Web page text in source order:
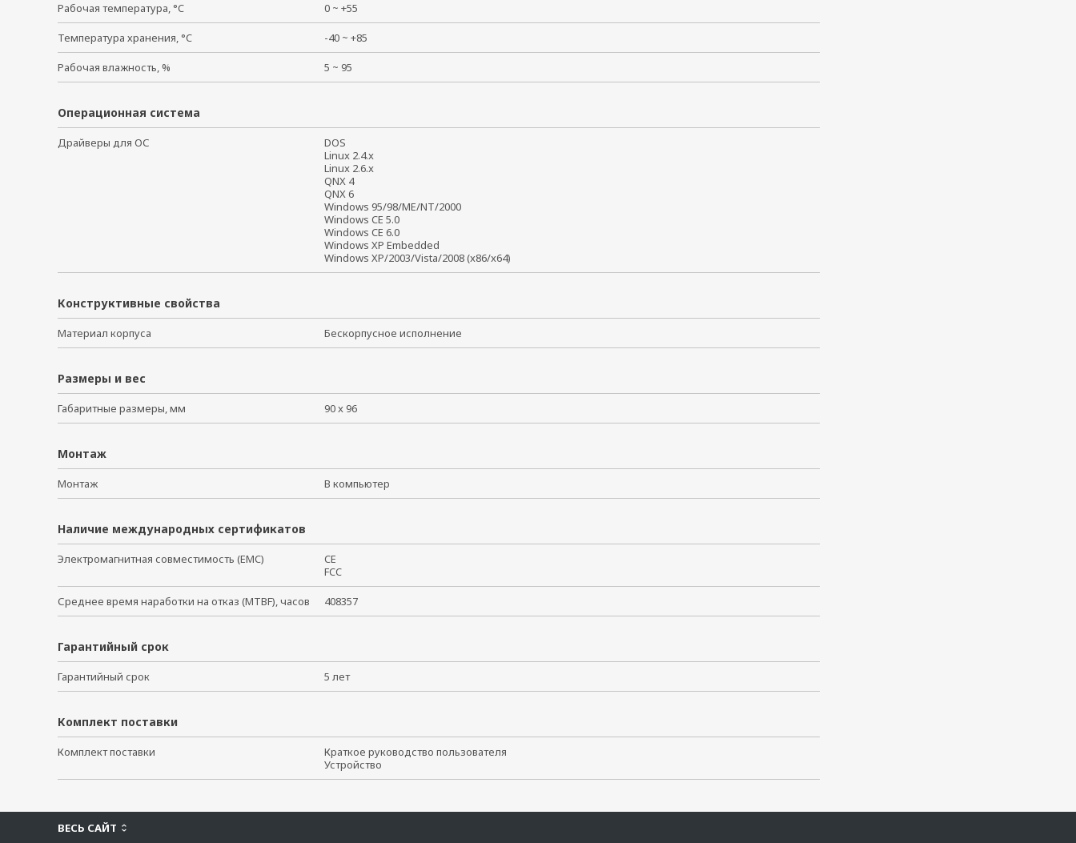
Рабочая температура, °C 0 ~ +55
Температура хранения, °C -40 ~ +85
Рабочая влажность, % 5 ~ 95
Операционная система
Драйверы для ОС
DOS
Linux 2.4.x
Linux 2.6.x
QNX 4
QNX 6
Windows 95/98/ME/NT/2000
Windows CE 5.0
Windows CE 6.0
Windows XP Embedded
Windows XP/2003/Vista/2008 (x86/x64)
Конструктивные свойства
Материал корпуса Бескорпусное исполнение
Размеры и вес
Габаритные размеры, мм 90 x 96
Монтаж
Монтаж В компьютер
Наличие международных сертификатов
Электромагнитная совместимость (EMC)
CE
FCC
Среднее время наработки на отказ (MTBF), часов 408357
Гарантийный срок
Гарантийный срок 5 лет
Комплект поставки
Комплект поставки
Краткое руководство пользователя
Устройство
ВЕСЬ САЙТ